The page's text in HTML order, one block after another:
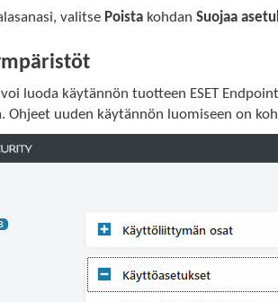
valitse Poista kohdanSuojaa
luoda käytännön tuotteen ESET
Ohjeet uuden käytännön luomiseen on